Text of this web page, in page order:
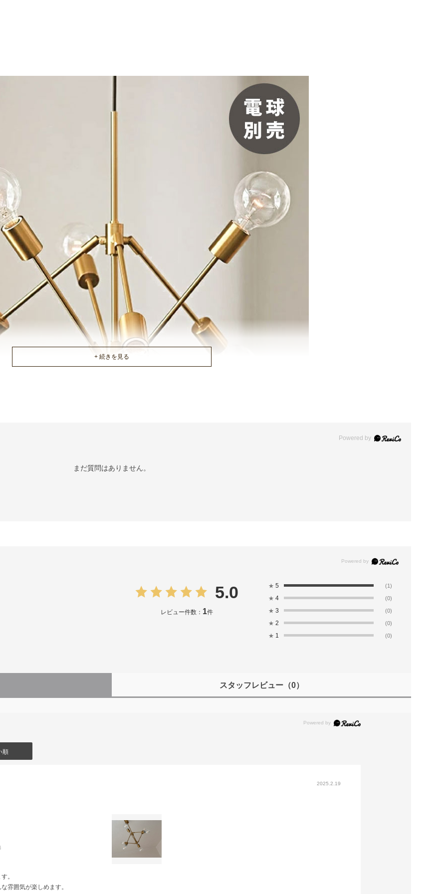
Powered by
まだ質問はありません。
5.0
レビュー件数： 1件
★ 5 (1)
★ 4 (0)
★ 3 (0)
★ 2 (0)
★ 1 (0)
スタッフレビュー（0）
順
2025.2.19
。
雰囲気が楽しめます。